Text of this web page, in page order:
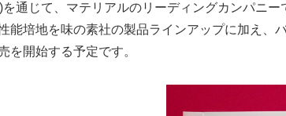
)を通じて、マテリアルのリーディングカンパニー
能培地を味の素社の製品ラインアップに加え、
を開始する予定です。